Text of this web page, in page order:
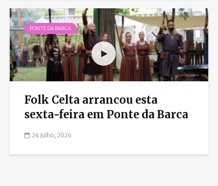
PONTE DA BARCA
Folk Celta arrancou esta
sexta-feira em Ponte da Barca
24 Julho, 2026